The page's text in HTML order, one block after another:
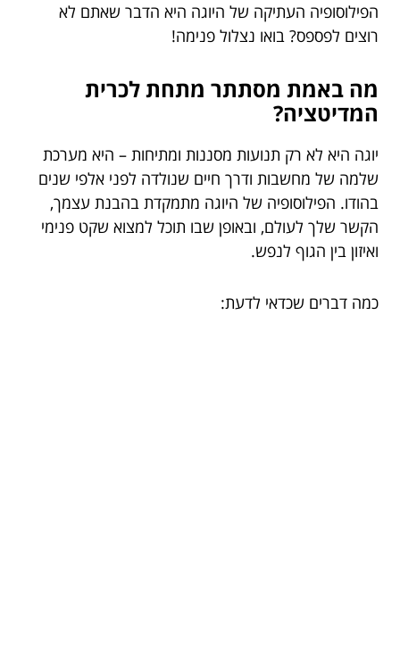
הפילוסופיה העתיקה של היוגה היא הדבר שאתם לא
רוצים לפספס? בואו נצלול פנימה!
מה באמת מסתתר מתחת לכרית
המדיטציה?
יוגה היא לא רק תנועות מסננות ומתיחות – היא מערכת
שלמה של מחשבות ודרך חיים שנולדה לפני אלפי שנים
בהודו. הפילוסופיה של היוגה מתמקדת בהבנת עצמך,
הקשר שלך לעולם, ובאופן שבו תוכל למצוא שקט פנימי
ואיזון בין הגוף לנפש.
כמה דברים שכדאי לדעת: